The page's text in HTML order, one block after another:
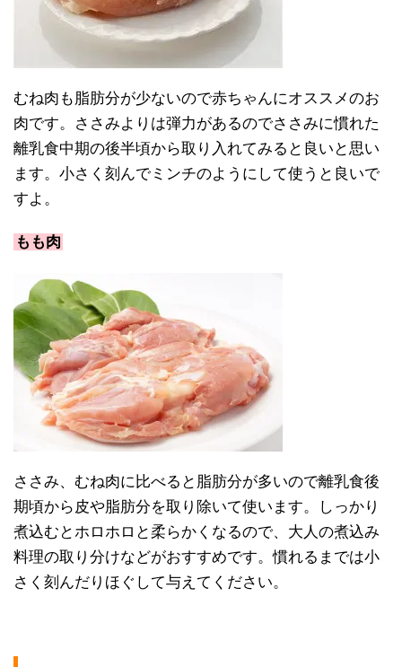
むね肉も脂肪分が少ないので赤ちゃんにオススメのお
肉です。ささみよりは弾力があるのでささみに慣れた
離乳食中期の後半頃から取り入れてみると良いと思い
ます。小さく刻んでミンチのようにして使うと良いで
すよ。
もも肉
ささみ、むね肉に比べると脂肪分が多いので離乳食後
期頃から皮や脂肪分を取り除いて使います。しっかり
煮込むとホロホロと柔らかくなるので、大人の煮込み
料理の取り分けなどがおすすめです。慣れるまでは小
さく刻んだりほぐして与えてください。